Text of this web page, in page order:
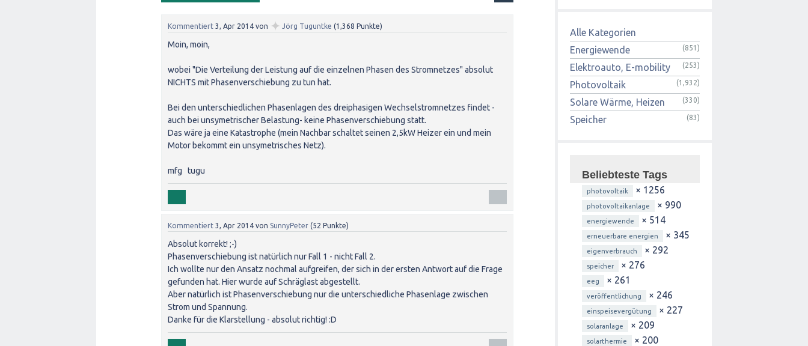
Kommentiert 3, Apr 2014 von ✦ Jörg Tuguntke (1,368 Punkte)
Moin, moin,
wobei "Die Verteilung der Leistung auf die einzelnen Phasen des Stromnetzes" absolut
NICHTS mit Phasenverschiebung zu tun hat.
Bei den unterschiedlichen Phasenlagen des dreiphasigen Wechselstromnetzes findet -
auch bei unsymetrischer Belastung- keine Phasenverschiebung statt.
Das wäre ja eine Katastrophe (mein Nachbar schaltet seinen 2,5kW Heizer ein und mein
Motor bekommt ein unsymetrisches Netz).
mfg tugu
Kommentiert 3, Apr 2014 von SunnyPeter (52 Punkte)
Absolut korrekt! ;-)
Phasenverschiebung ist natürlich nur Fall 1 - nicht Fall 2.
Ich wollte nur den Ansatz nochmal aufgreifen, der sich in der ersten Antwort auf die Frage
gefunden hat. Hier wurde auf Schräglast abgestellt.
Aber natürlich ist Phasenverschiebung nur die unterschiedliche Phasenlage zwischen
Strom und Spannung.
Danke für die Klarstellung - absolut richtig! :D
Alle Kategorien
Energiewende
(851)
Elektroauto, E-mobility (253)
Photovoltaik (1,932)
Solare Wärme, Heizen (330)
Speicher (83)
Beliebteste Tags
photovoltaik × 1256
photovoltaikanlage × 990
energiewende × 514
erneuerbare energien × 345
eigenverbrauch × 292
speicher × 276
eeg × 261
veröffentlichung × 246
einspeisevergütung × 227
solaranlage × 209
solarthermie × 200